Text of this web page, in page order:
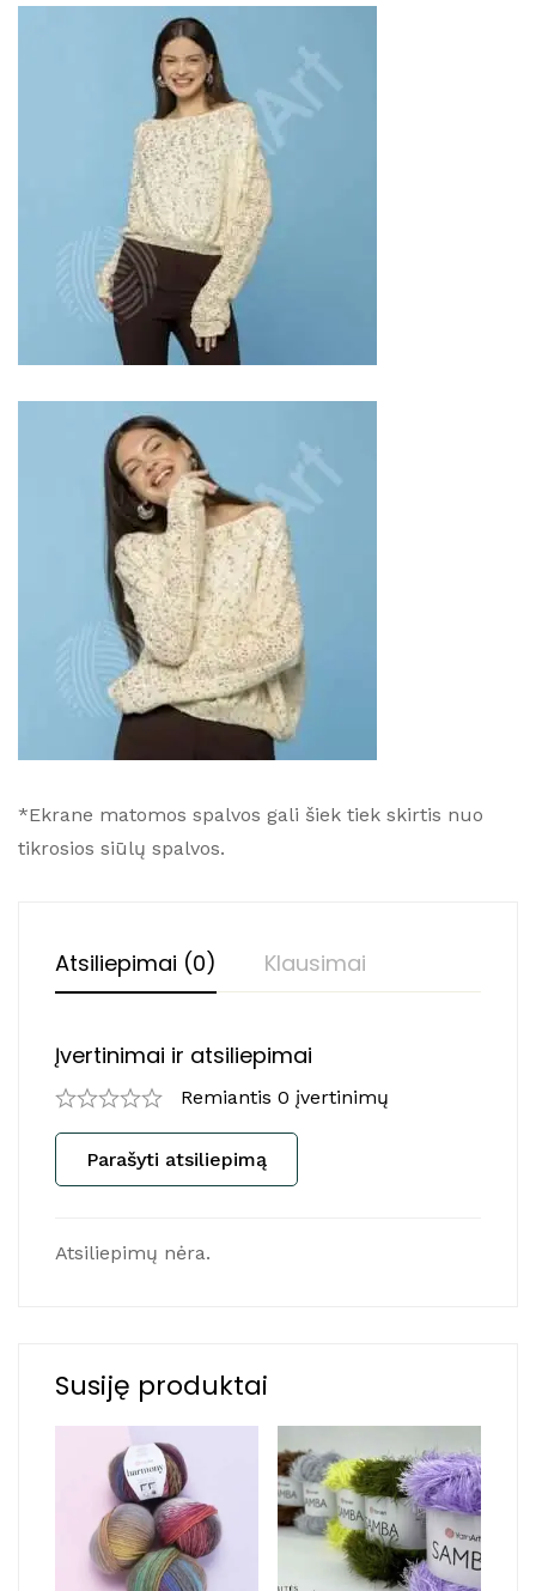
*Ekrane matomos spalvos gali šiek tiek skirtis nuo
tikrosios siūlų spalvos.
Atsiliepimai (0) Klausimai
Įvertinimai ir atsiliepimai
Remiantis 0 įvertinimų
Parašyti atsiliepimą
Atsiliepimų nėra.
Susiję produktai